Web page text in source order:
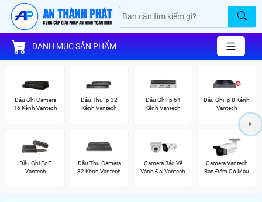
DANH MỤC SẢN PHẨM
Đầu Ghi Camera
16 Kênh Vantech
Đầu Thu Ip 32
Kênh Vantech
Đầu Ghi Ip 64
Kênh Vantech
Đầu Ghi Ip 8 Kênh
Vantech
Đầu Ghi PoE
Vantech
Đầu Thu Camera
32 Kênh Vantech
Camera Bảo Vệ
Vành Đai Vantech
Camera Vantech
Ban Đêm Có Màu